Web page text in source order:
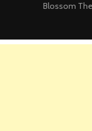
Blossom